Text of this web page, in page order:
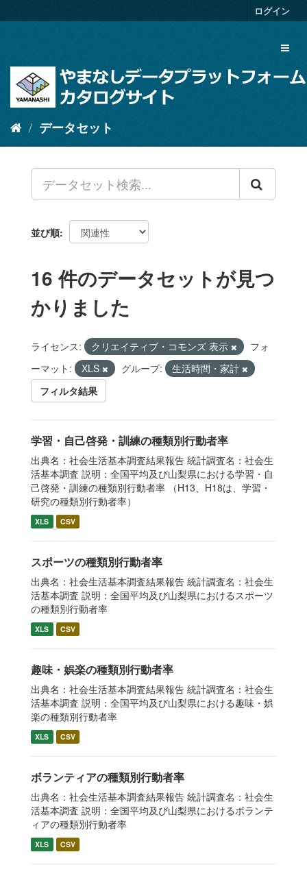
キ
ログイン
データセット
並び順
16 件のデータセットが見つ
かりました
ライセンス: クリエイティブ・コモンズ 表示
フォ
ーマット:
XLS グループ:
生活時間・家計
フィルタ結果
学習・自己啓発・訓練の種類別行動者率
出典名：社会生活基本調査結果報告 統計調査名：社会生
活基本調査 説明：全国平均及び山梨県における学習・自
己啓発・訓練の種類別行動者率 （H13、H18は、学習・
研究の種類別行動者率）
XLS CSV
スポーツの種類別行動者率
出典名：社会生活基本調査結果報告 統計調査名：社会生
活基本調査 説明：全国平均及び山梨県におけるスポーツ
の種類別行動者率
XLS CSV
趣味・娯楽の種類別行動者率
出典名：社会生活基本調査結果報告 統計調査名：社会生
活基本調査 説明：全国平均及び山梨県における趣味・娯
楽の種類別行動者率
XLS CSV
ボランティアの種類別行動者率
出典名：社会生活基本調査結果報告 統計調査名：社会生
活基本調査 説明：全国平均及び山梨県におけるボランテ
ィアの種類別行動者率
XLS CSV